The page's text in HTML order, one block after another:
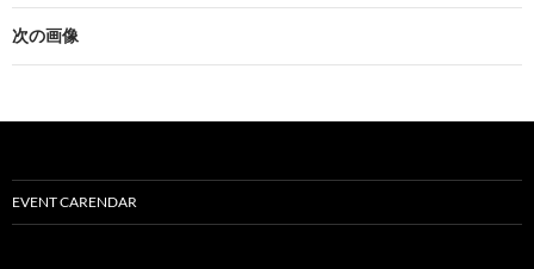
次の画像
EVENT CARENDAR